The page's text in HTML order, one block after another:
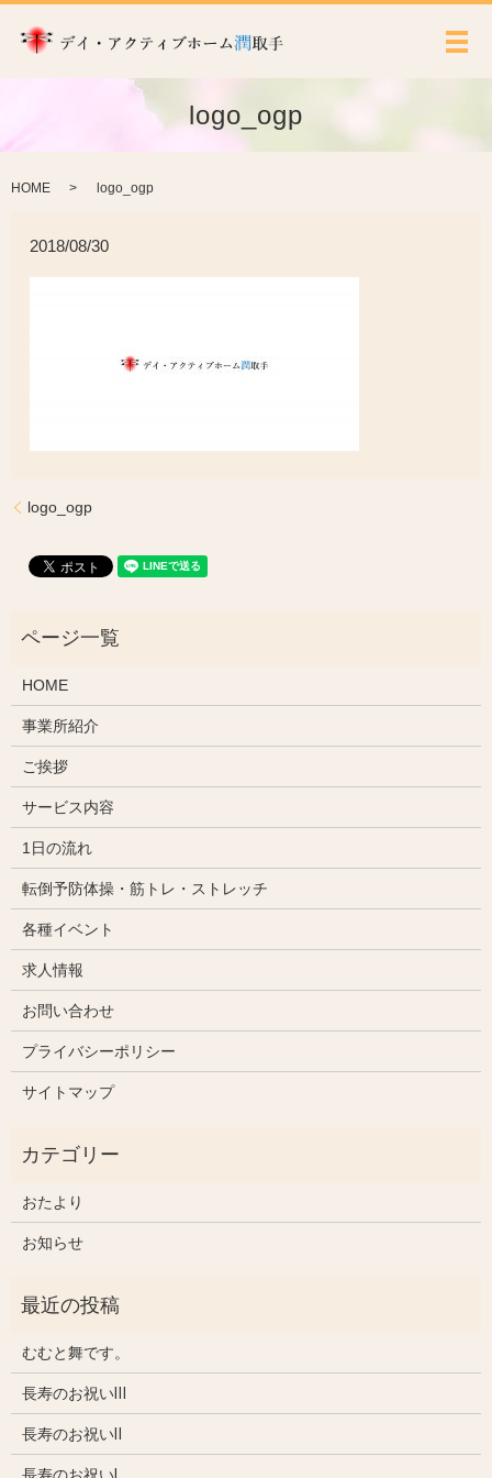
メ
logo_ogp
HOME logo_ogp
2018/08/30
logo_ogp
HOME
事業所紹介
ご挨拶
サービス内容
1日の流れ
転倒予防体操・筋トレ・ストレッチ
各種イベント
求人情報
お問い合わせ
プライバシーポリシー
サイトマップ
おたより
お知らせ
むむと舞です。
長寿のお祝いⅢ
長寿のお祝いⅡ